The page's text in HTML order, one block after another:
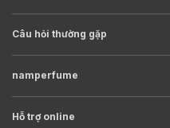
Câu hỏi thường gặp
namperfume
Hỗ trợ online